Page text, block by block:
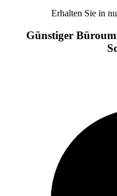
Erhalten Sie in
Günstiger